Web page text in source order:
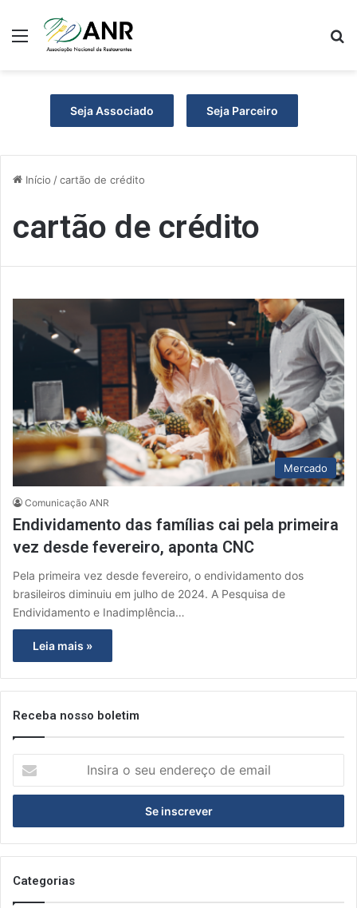
Menu
Seja Associado Seja Parceiro
Início /cartão de crédito
cartão de crédito
Mercado
Comunicação ANR
Endividamento das famílias cai pela primeira
vez desde fevereiro, aponta CNC
Pela primeira vez desde fevereiro, o endividamento dos
brasileiros diminuiu em julho de 2024. A Pesquisa de
Endividamento e Inadimplência…
Leia mais »
Receba nosso boletim
s
r
a
s
Categorias